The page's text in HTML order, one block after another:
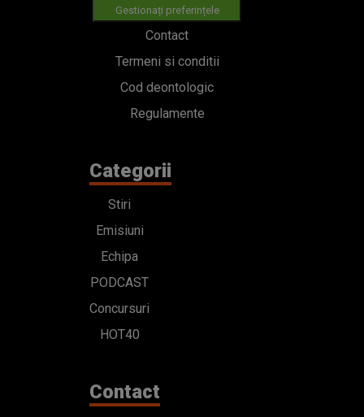
Gestionați preferințele
Contact
Termeni si conditii
Cod deontologic
Regulamente
Categorii
Stiri
Emisiuni
Echipa
PODCAST
Concursuri
HOT40
Contact